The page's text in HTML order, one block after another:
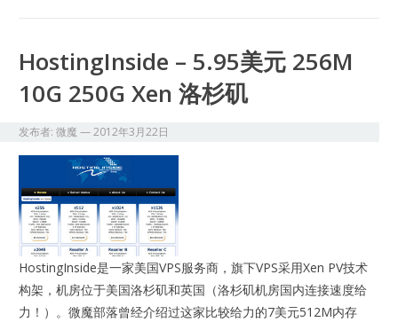
HostingInside – 5.95美元 256M
10G 250G Xen 洛杉矶
发布者:微魔—2012年3月22日
HostingInside是一家美国VPS服务商，旗下VPS采用Xen PV技术
构架，机房位于美国洛杉矶和英国（洛杉矶机房国内连接速度给
力！）。微魔部落曾经介绍过这家比较给力的7美元512M内存